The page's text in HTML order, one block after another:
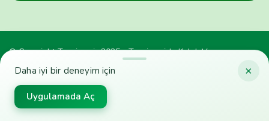
×
Daha iyi bir deneyim için
Uygulamada Aç
© Copyright Tavsiyemiz 2025 - Tavsiyemiz'e Kulak Ver